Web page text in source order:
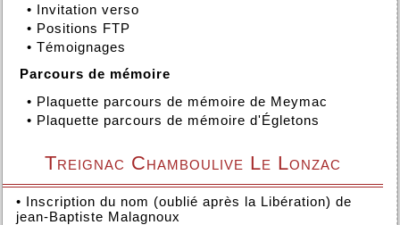
• Invitation verso
• Positions FTP
• Témoignages
Parcours de mémoire
• Plaquette parcours de mémoire de Meymac
• Plaquette parcours de mémoire d'Égletons
Treignac Chamboulive Le Lonzac
• Inscription du nom (oublié après la Libération) de
jean-Baptiste Malagnoux